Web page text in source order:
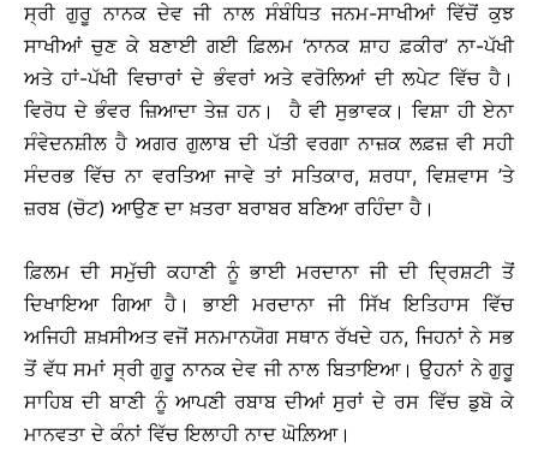
ਸ੍ਰੀ ਗੁਰੂ ਨਾਨਕ ਦੇਵ ਜੀ ਨਾਲ ਸੰਬੰਧਿਤ ਜਨਮ-ਸਾਖੀਆਂ ਵਿੱਚੋਂ ਕੁਝ
ਸਾਖੀਆਂ ਚੁਣ ਕੇ ਬਣਾਈ ਗਈ ਫ਼ਿਲਮ ‘ਨਾਨਕ ਸ਼ਾਹ ਫ਼ਕੀਰ’ ਨਾ-ਪੱਖੀ
ਅਤੇ ਹਾਂ-ਪੱਖੀ ਵਿਚਾਰਾਂ ਦੇ ਭੰਵਰਾਂ ਅਤੇ ਵਰੋਲਿਆਂ ਦੀ ਲਪੇਟ ਵਿੱਚ ਹੈ।
ਵਿਰੋਧ ਦੇ ਭੰਵਰ ਜ਼ਿਆਦਾ ਤੇਜ਼ ਹਨ। ਹੈ ਵੀ ਸੁਭਾਵਕ। ਵਿਸ਼ਾ ਹੀ ਏਨਾ
ਸੰਵੇਦਨਸ਼ੀਲ ਹੈ ਅਗਰ ਗੁਲਾਬ ਦੀ ਪੱਤੀ ਵਰਗਾ ਨਾਜ਼ਕ ਲਫ਼ਜ਼ ਵੀ ਸਹੀ
ਸੰਦਰਭ ਵਿੱਚ ਨਾ ਵਰਤਿਆ ਜਾਵੇ ਤਾਂ ਸਤਿਕਾਰ, ਸ਼ਰਧਾ, ਵਿਸ਼ਵਾਸ ’ਤੇ
ਜ਼ਰਬ (ਚੋਟ) ਆਉਣ ਦਾ ਖ਼ਤਰਾ ਬਰਾਬਰ ਬਣਿਆ ਰਹਿੰਦਾ ਹੈ।
ਫ਼ਿਲਮ ਦੀ ਸਮੁੱਚੀ ਕਹਾਣੀ ਨੂੰ ਭਾਈ ਮਰਦਾਨਾ ਜੀ ਦੀ ਦ੍ਰਿਸ਼ਟੀ ਤੋਂ
ਦਿਖਾਇਆ ਗਿਆ ਹੈ। ਭਾਈ ਮਰਦਾਨਾ ਜੀ ਸਿੱਖ ਇਤਿਹਾਸ ਵਿੱਚ
ਅਜਿਹੀ ਸ਼ਖ਼ਸੀਅਤ ਵਜੋਂ ਸਨਮਾਨਯੋਗ ਸਥਾਨ ਰੱਖਦੇ ਹਨ, ਜਿਹਨਾਂ ਨੇ ਸਭ
ਤੋਂ ਵੱਧ ਸਮਾਂ ਸ੍ਰੀ ਗੁਰੂ ਨਾਨਕ ਦੇਵ ਜੀ ਨਾਲ ਬਿਤਾਇਆ। ਉਹਨਾਂ ਨੇ ਗੁਰੂ
ਸਾਹਿਬ ਦੀ ਬਾਣੀ ਨੂੰ ਆਪਣੀ ਰਬਾਬ ਦੀਆਂ ਸੁਰਾਂ ਦੇ ਰਸ ਵਿੱਚ ਡੁਬੋ ਕੇ
ਮਾਨਵਤਾ ਦੇ ਕੰਨਾਂ ਵਿੱਚ ਇਲਾਹੀ ਨਾਦ ਘੋਲ਼ਿਆ।